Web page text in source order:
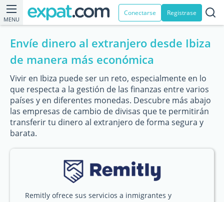
MENU
Conectarse Registrase
Envíe dinero al extranjero desde Ibiza
de manera más económica
Vivir en Ibiza puede ser un reto, especialmente en lo
que respecta a la gestión de las finanzas entre varios
países y en diferentes monedas. Descubre más abajo
las empresas de cambio de divisas que te permitirán
transferir tu dinero al extranjero de forma segura y
barata.
Remitly ofrece sus servicios a inmigrantes y